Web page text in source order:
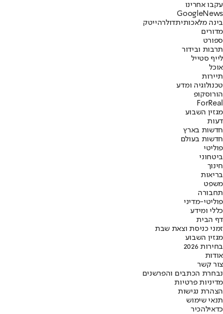
עקבו אחרינו
Googl eNews
בינה מלאכותיתדולרהייטק
מדורים
ספורט
תרבות ובידור
לייף סטייל
אוכל
תיירות
טכנולוגיה ומדע
הורוסקופ
ForReal
מגזין השבוע
דעות
חדשות בארץ
חדשות בעולם
פוליטי
ביטחוני
חינוך
בריאות
משפט
תחבורה
פוליטי-מדיני
כללי ומידע
דף הבית
זמני כניסת וצאת שבת
מגזין השבוע
בחירות 2026
אודות
צור קשר
נבחרת הכתבים והפרשנים
מדיניות פרטיות
הצהרת נגישות
תנאי שימוש
כדאילהכיר